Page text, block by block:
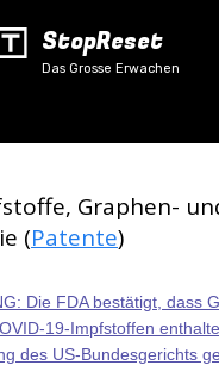
Das Grosse Erwachen
StopReset
Graphen-
(Patente)
Die FDA bestätigt, dass
19-Impfstoffen
des US-Bundesgerichts